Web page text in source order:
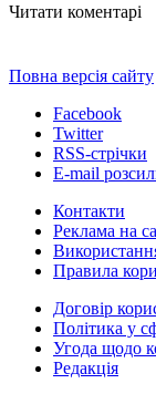
Читати коментарі
Повна версія сайту
Facebook
Twitter
RSS-стрічки
E-mail
Контакти
Реклама на
Правила
Договір
Політика у
Угода щодо
Редакція